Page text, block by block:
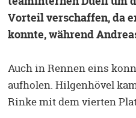
Vorteil verschaffen, da
konnte, während
Auch in Rennen eins
aufholen. Hilgenhövel
Rinke mit dem vierten